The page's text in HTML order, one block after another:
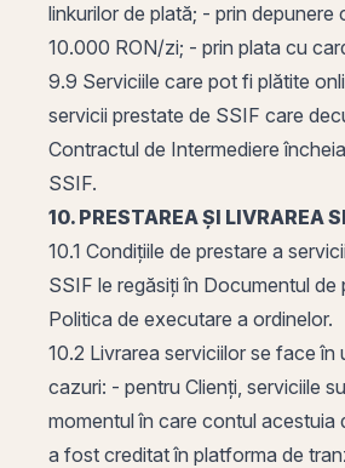
linkurilor de plată; - prin depunere
10.000 RON/zi; - prin plata cu
9.9 Serviciile care pot fi plătite
servicii prestate de SSIF care
Contractul de Intermediere
SSIF.
10. PRESTAREA ȘI LIVRAREA
10.1 Condițiile de prestare a
SSIF le regăsiți în Documentul de
Politica de executare a ordinelor.
10.2 Livrarea serviciilor se face în
cazuri: - pentru Clienți, serviciile
momentul în care contul acestuia
a fost creditat în platforma de